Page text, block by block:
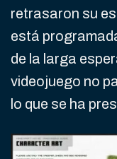
retrasaron su
está
de la larga
videojuego no
lo que se ha